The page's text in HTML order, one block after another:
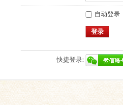
自动登录
登录
快捷登录: